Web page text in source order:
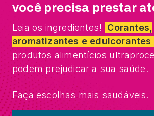
você precisa prestar
Leia os ingredientes!
Corantes,
aromatizantes e edulcorantes
produtos alimentícios
podem prejudicar a sua saúde.
Faça escolhas mais saudáveis.